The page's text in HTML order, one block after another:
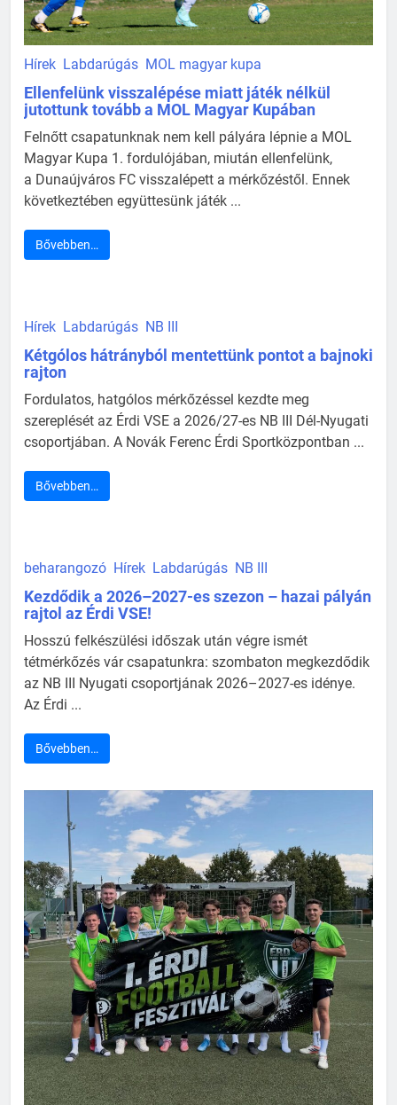
Hírek Labdarúgás MOL magyar kupa
Ellenfelünk visszalépése miatt játék nélkül
jutottunk tovább a MOL Magyar Kupában
Felnőtt csapatunknak nem kell pályára lépnie a MOL
Magyar Kupa 1. fordulójában, miután ellenfelünk,
a Dunaújváros FC visszalépett a mérkőzéstől. Ennek
következtében együttesünk játék ...
Bővebben…
Hírek Labdarúgás NB III
Kétgólos hátrányból mentettünk pontot a bajnoki
rajton
Fordulatos, hatgólos mérkőzéssel kezdte meg
szereplését az Érdi VSE a 2026/27-es NB III Dél-Nyugati
csoportjában. A Novák Ferenc Érdi Sportközpontban ...
Bővebben…
beharangozó Hírek Labdarúgás NB III
Kezdődik a 2026–2027-es szezon – hazai pályán
rajtol az Érdi VSE!
Hosszú felkészülési időszak után végre ismét
tétmérkőzés vár csapatunkra: szombaton megkezdődik
az NB III Nyugati csoportjának 2026–2027-es idénye.
Az Érdi ...
Bővebben…